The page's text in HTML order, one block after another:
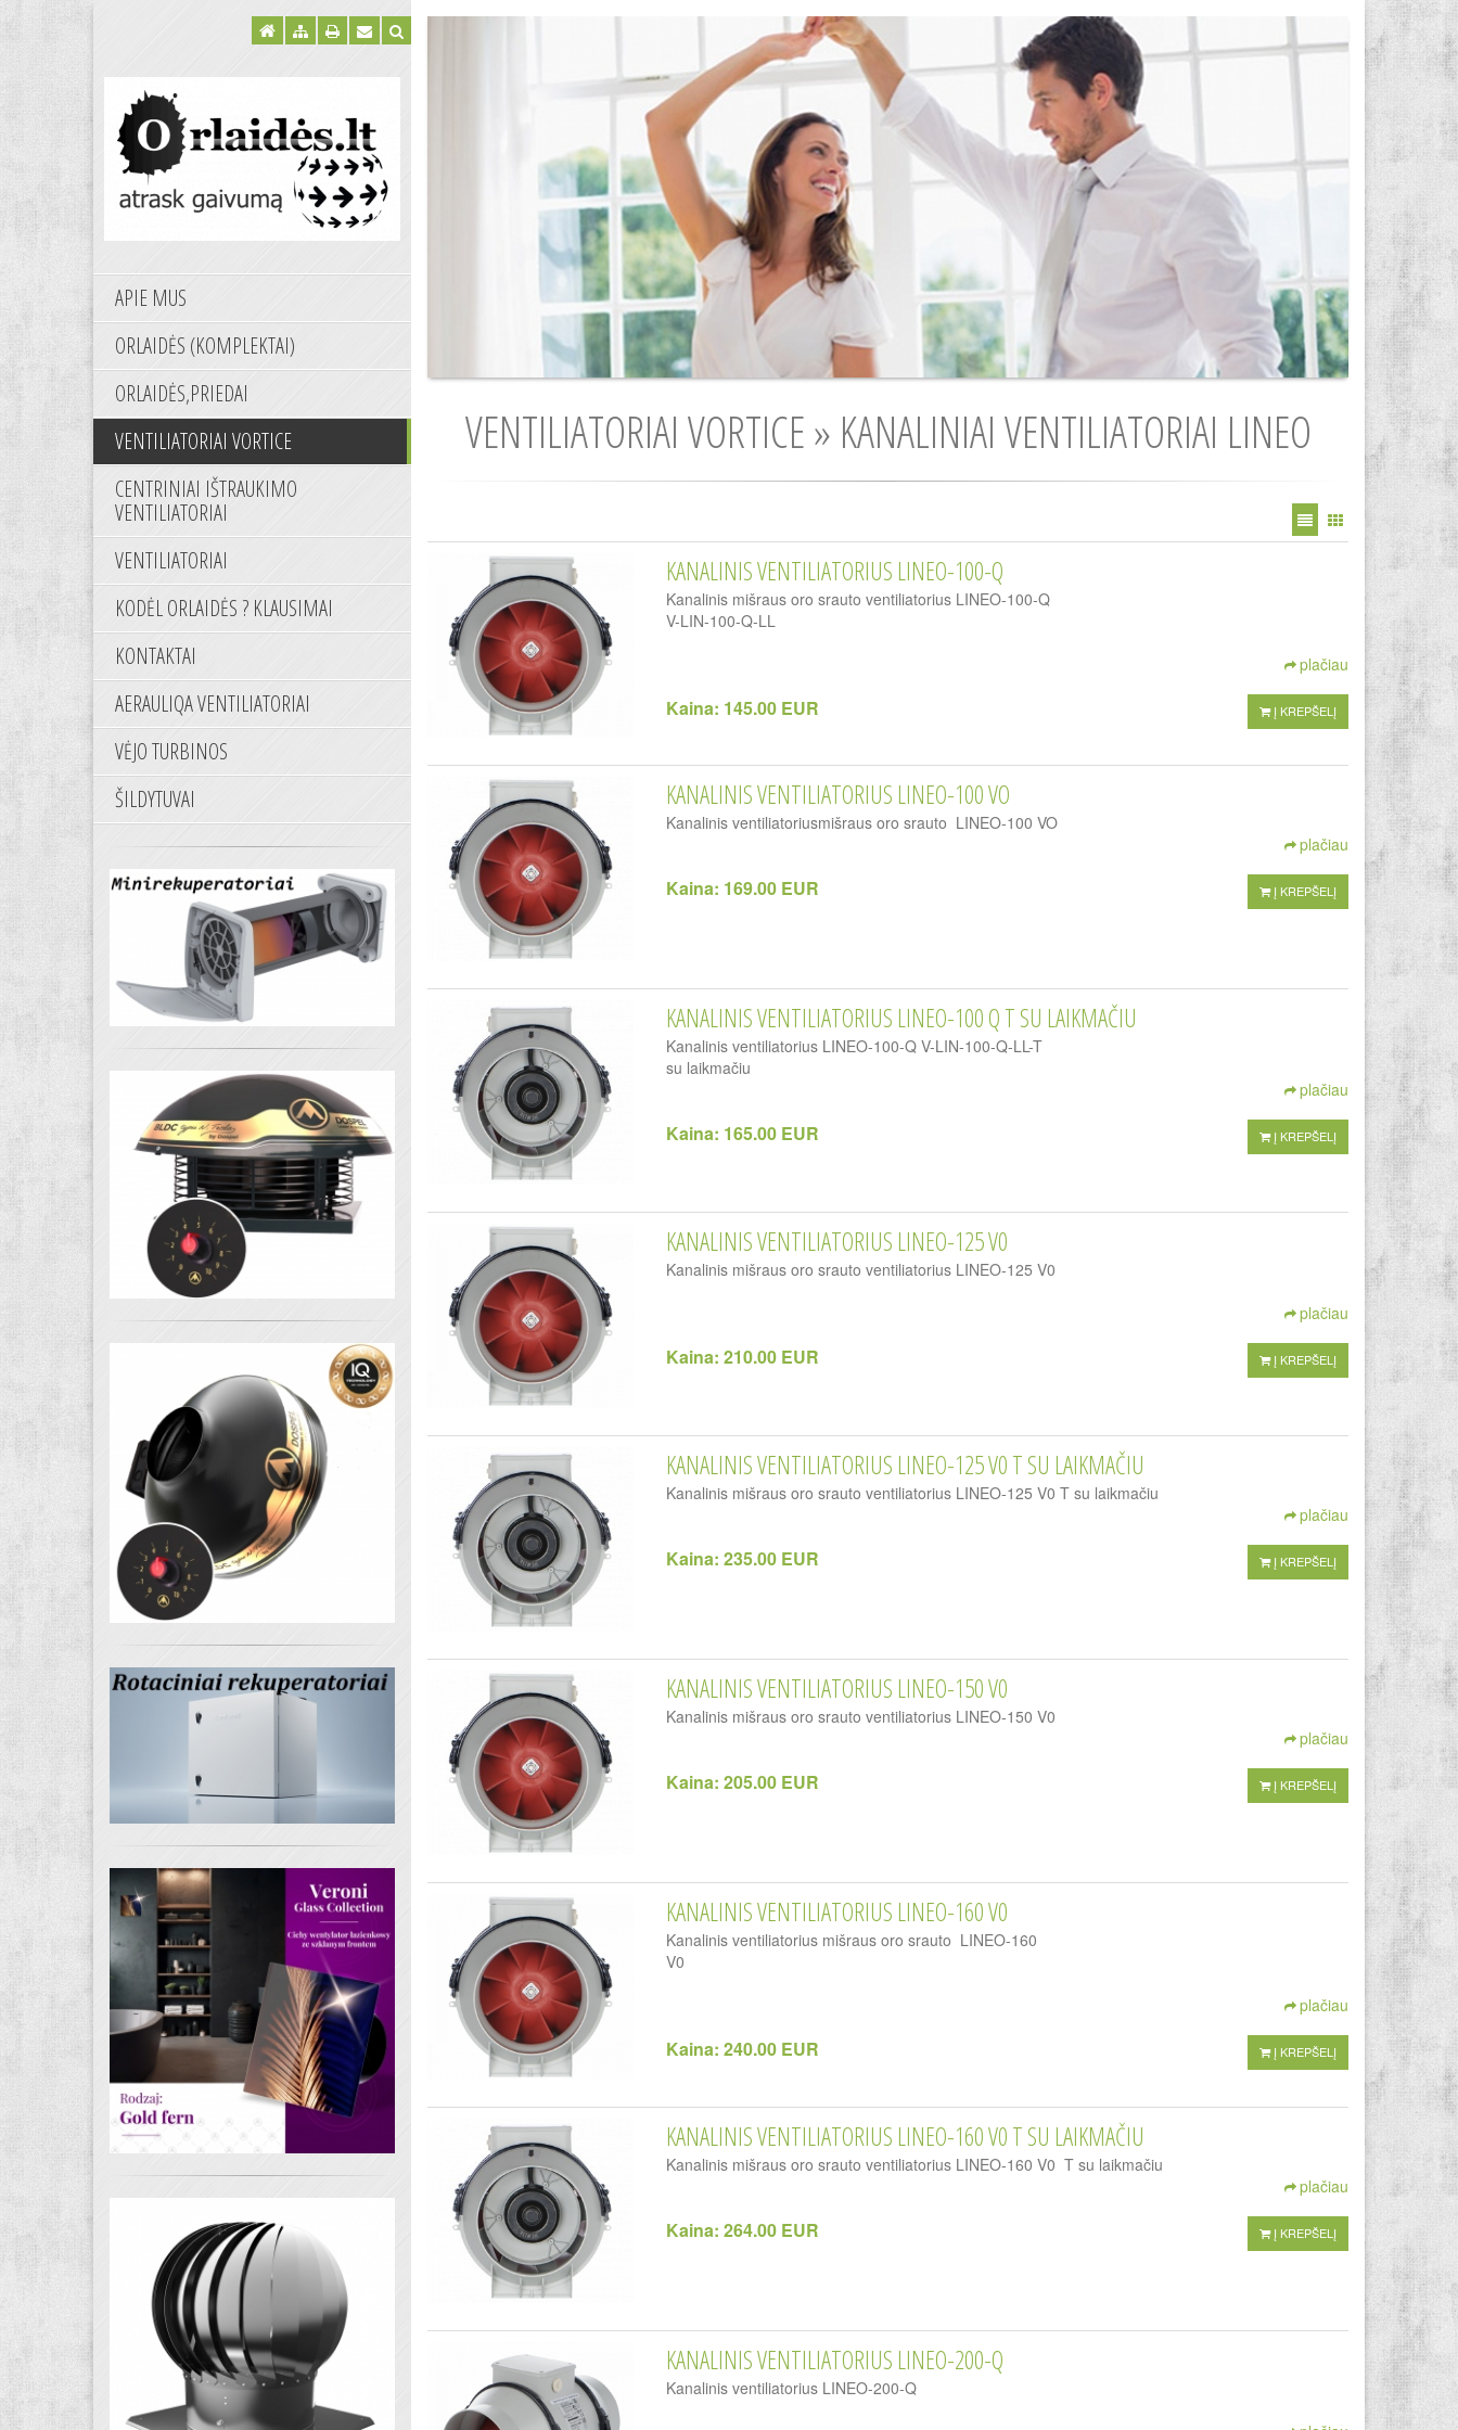
APIE MUS
ORLAIDĖS (KOMPLEKTAI)
ORLAIDĖS,PRIEDAI
VENTILIATORIAI VORTICE
CENTRINIAI IŠTRAUKIMO
VENTILIATORIAI
VENTILIATORIAI
KODĖL ORLAIDĖS ? KLAUSIMAI
KONTAKTAI
AERAULIQA VENTILIATORIAI
VĖJO TURBINOS
ŠILDYTUVAI
VENTILIATORIAI VORTICE » KANALINIAI VENTILIATORIAI LINEO
KANALINIS VENTILIATORIUS LINEO-100-Q
Kanalinis mišraus oro srauto ventiliatorius LINEO-100-Q
V-LIN-100-Q-LL
plačiau
Kaina: 145.00 EUR Į KREPŠELĮ
KANALINIS VENTILIATORIUS LINEO-100 VO
Kanalinis ventiliatoriusmišraus oro srauto LINEO-100 VO
plačiau
Kaina: 169.00 EUR Į KREPŠELĮ
KANALINIS VENTILIATORIUS LINEO-100 Q T SU LAIKMAČIU
Kanalinis ventiliatorius LINEO-100-Q V-LIN-100-Q-LL-T
su laikmačiu
plačiau
Kaina: 165.00 EUR Į KREPŠELĮ
KANALINIS VENTILIATORIUS LINEO-125 V0
Kanalinis mišraus oro srauto ventiliatorius LINEO-125 V0
plačiau
Kaina: 210.00 EUR Į KREPŠELĮ
KANALINIS VENTILIATORIUS LINEO-125 V0 T SU LAIKMAČIU
Kanalinis mišraus oro srauto ventiliatorius LINEO-125 V0 T su laikmačiu
plačiau
Kaina: 235.00 EUR Į KREPŠELĮ
KANALINIS VENTILIATORIUS LINEO-150 V0
Kanalinis mišraus oro srauto ventiliatorius LINEO-150 V0
plačiau
Kaina: 205.00 EUR Į KREPŠELĮ
KANALINIS VENTILIATORIUS LINEO-160 V0
Kanalinis ventiliatorius mišraus oro srauto LINEO-160
V0
plačiau
Kaina: 240.00 EUR Į KREPŠELĮ
KANALINIS VENTILIATORIUS LINEO-160 V0 T SU LAIKMAČIU
Kanalinis mišraus oro srauto ventiliatorius LINEO-160 V0 T su laikmačiu
plačiau
Kaina: 264.00 EUR Į KREPŠELĮ
KANALINIS VENTILIATORIUS LINEO-200-Q
Kanalinis ventiliatorius LINEO-200-Q